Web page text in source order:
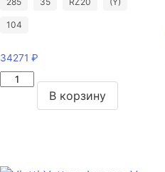
104
34271 ₽
Количество
Michelin
3
В корзину